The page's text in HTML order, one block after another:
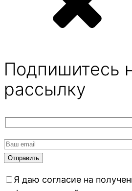
Подпишитесь
рассылку
Я даю согласие на